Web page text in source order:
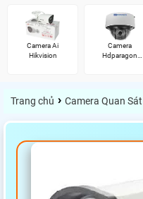
Camera Ai
Hikvision
Camera
Hdparagon
Trang chủ › Camera Quan Sát